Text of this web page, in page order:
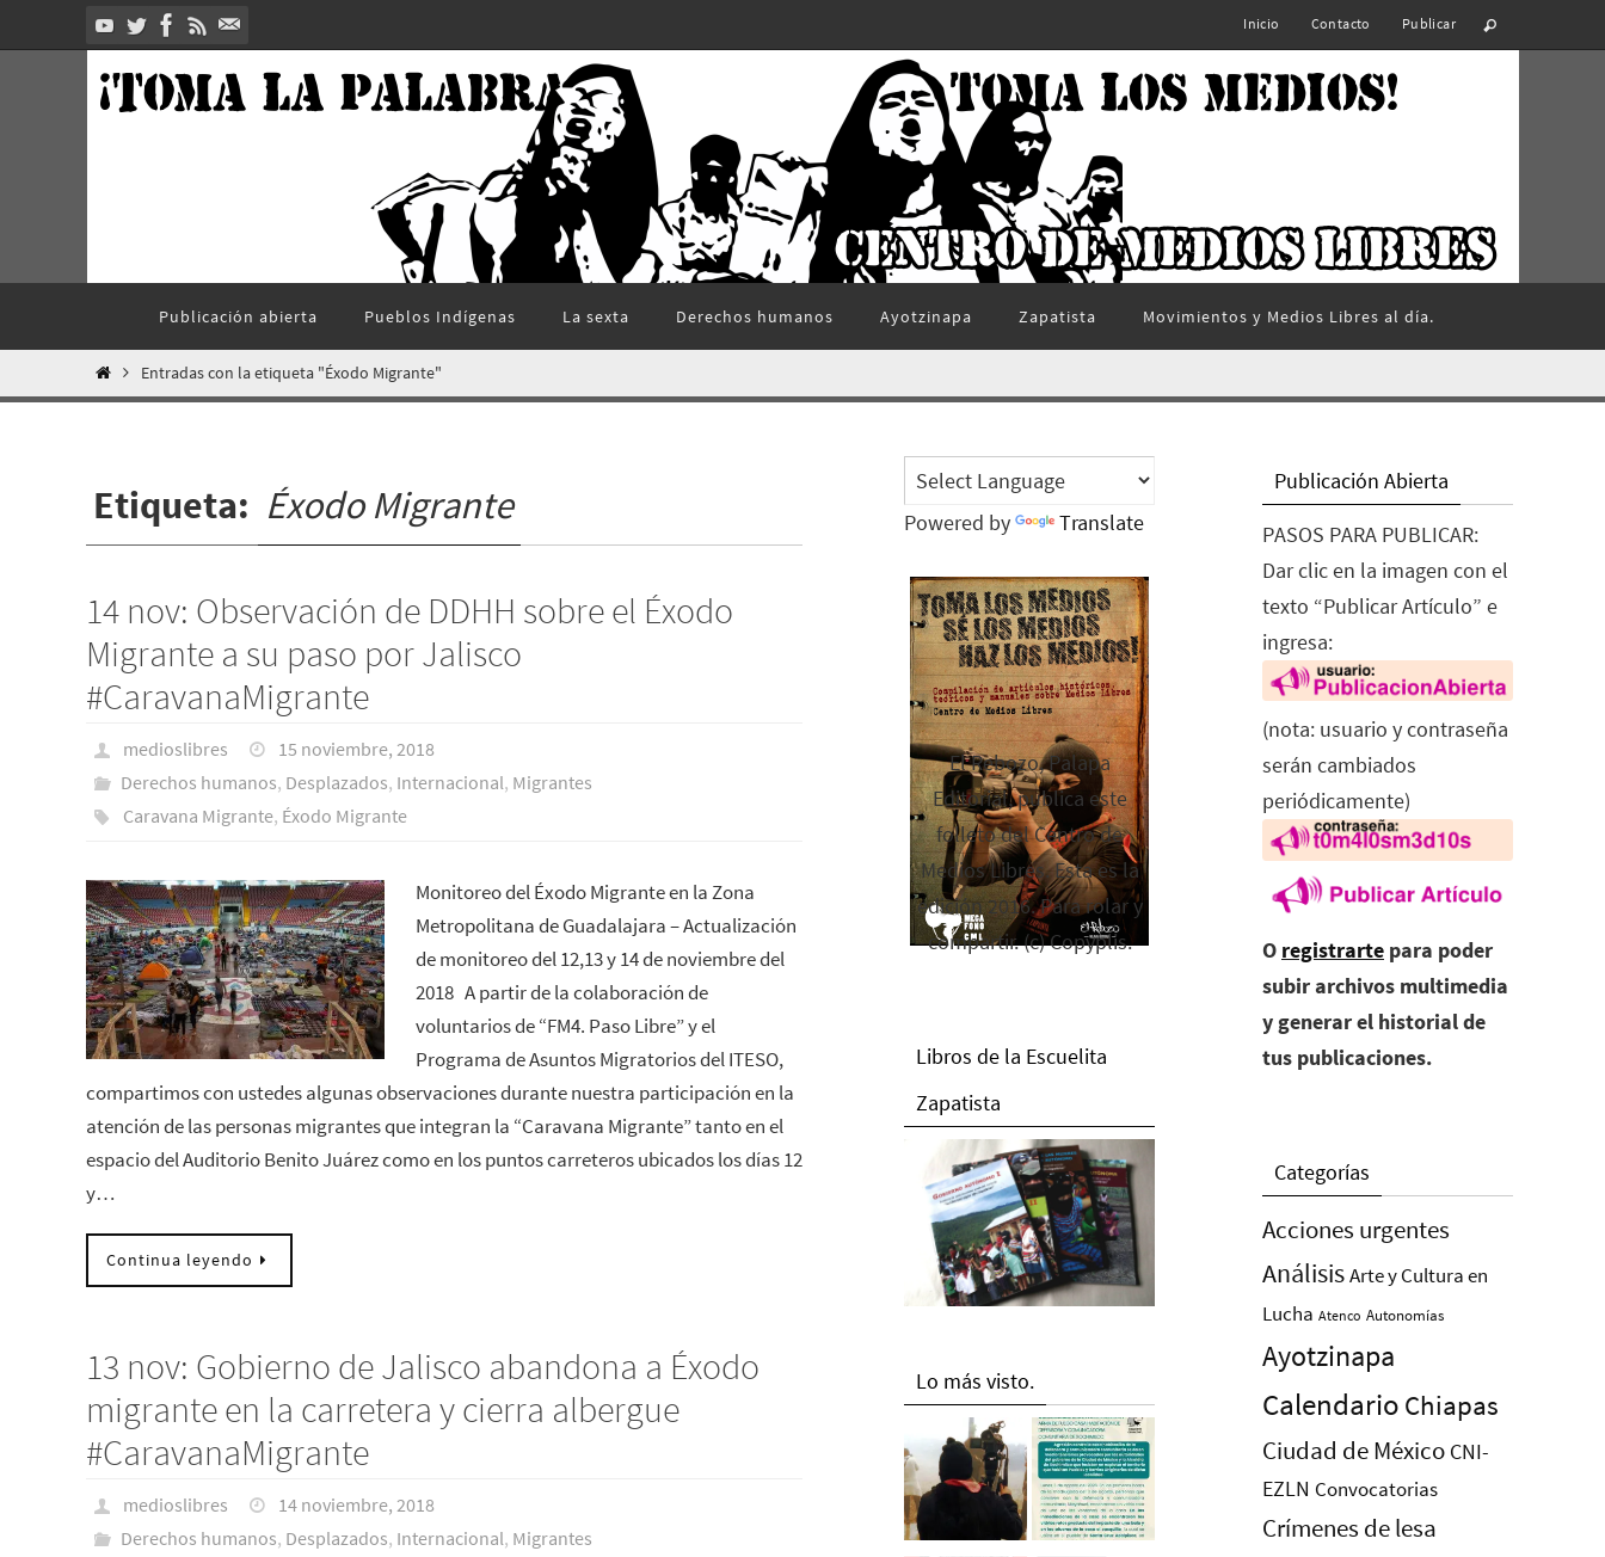
al
Inicio Contacto Publicar
contenido
Publicación abierta Pueblos Indí­genas La sexta Derechos humanos Ayotzinapa Zapatista Movimientos y Medios Libres al día.
InicioEntradas con la etiqueta "Éxodo Migrante"
Etiqueta: Éxodo Migrante
14 nov: Observación de DDHH sobre el Éxodo
Migrante a su paso por Jalisco
#CaravanaMigrante
medioslibres
15 noviembre, 2018
Derechos humanos, Desplazados, Internacional, Migrantes
Caravana Migrante, Éxodo Migrante
Monitoreo del Éxodo Migrante en la Zona
Metropolitana de Guadalajara – Actualización
de monitoreo del 12,13 y 14 de noviembre del
2018 A partir de la colaboración de
voluntarios de “FM4. Paso Libre” y el
Programa de Asuntos Migratorios del ITESO,
compartimos con ustedes algunas observaciones durante nuestra participación en la
atención de las personas migrantes que integran la “Caravana Migrante” tanto en el
espacio del Auditorio Benito Juárez como en los puntos carreteros ubicados los días 12
y…
Continua leyendo
13 nov: Gobierno de Jalisco abandona a Éxodo
migrante en la carretera y cierra albergue
#CaravanaMigrante
medioslibres
14 noviembre, 2018
Derechos humanos, Desplazados, Internacional, Migrantes
Powered by Translate
El Rebozo, Palapa
Editorial, publica este
folleto del Centro de
Medios Libres. Esta es la
edición 2016. Para rolar y
compartir. (c) Copyplis.
Libros de la Escuelita
Zapatista
Lo más visto.
Publicación Abierta
PASOS PARA PUBLICAR:
Dar clic en la imagen con el
texto “Publicar Artículo” e
ingresa:
(nota: usuario y contraseña
serán cambiados
periódicamente)
O registrarte para poder
subir archivos multimedia
y generar el historial de
tus publicaciones.
Categorías
Acciones urgentes
AnálisisArte y Cultura en
Lucha Atenco Autonomías
Ayotzinapa
Calendario Chiapas
Ciudad de México CNI-
EZLN Convocatorias
Crímenes de lesa